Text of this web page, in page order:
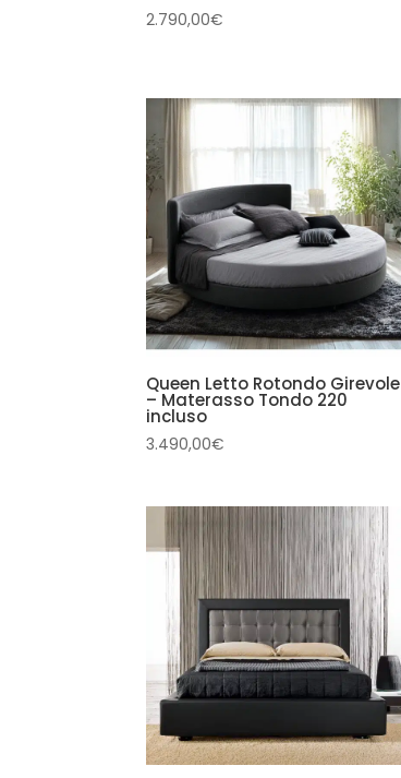
2.790,00€
Queen Letto Rotondo Girevole
– Materasso Tondo 220
incluso
3.490,00€